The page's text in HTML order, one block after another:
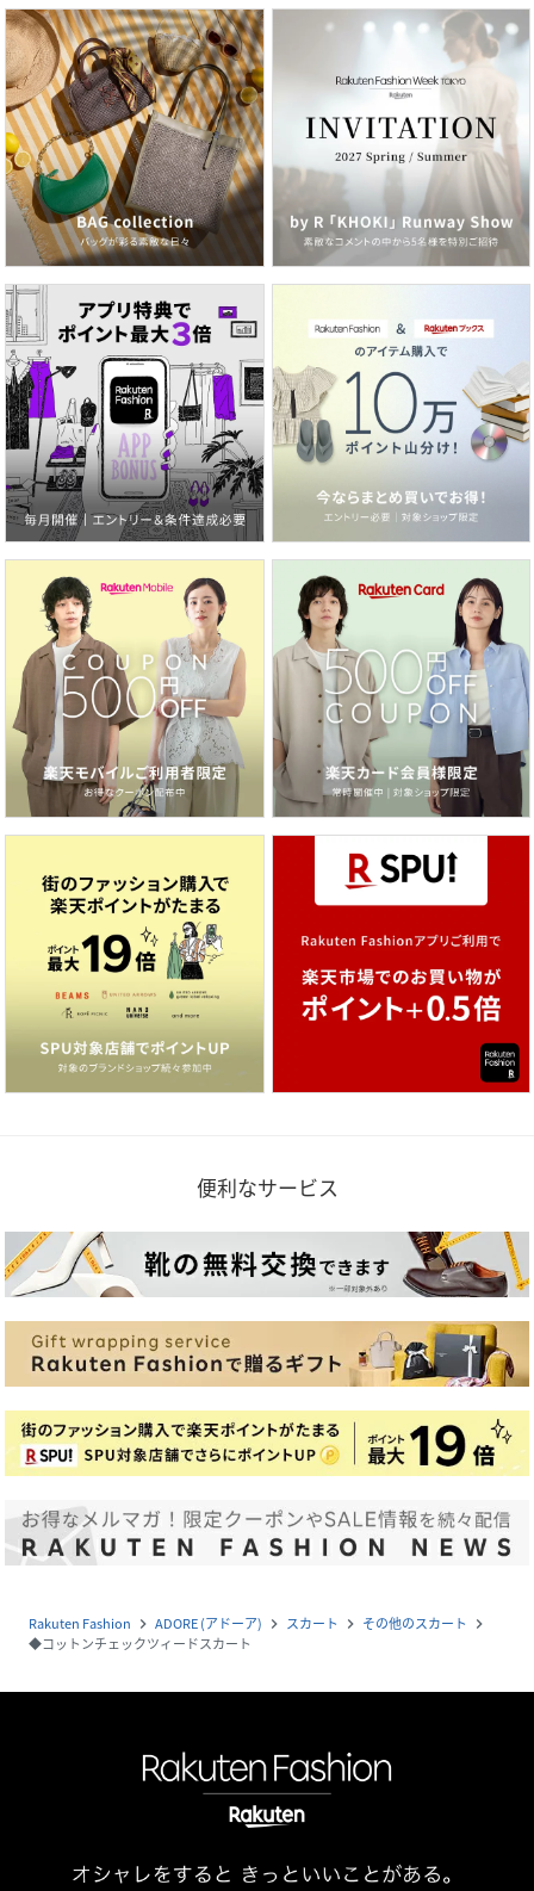
便利なサービス
Rakuten Fashion navigate_next ADORE (アドーア) navigate_next スカート navigate_next その他のスカート navigate_next
◆コットンチェックツィードスカート